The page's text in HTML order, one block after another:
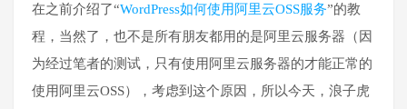
在之前介绍了“WordPress如何使用阿里云OSS服务”的教
程，当然了，也不是所有朋友都用的是阿里云服务器（因
为经过笔者的测试，只有使用阿里云服务器的才能正常的
使用阿里云OSS），考虑到这个原因，所以今天，浪子虎